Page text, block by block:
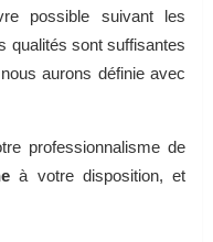
possible suivant les
qualités sont suffisantes
aurons définie avec
professionnalisme de
à votre disposition, et